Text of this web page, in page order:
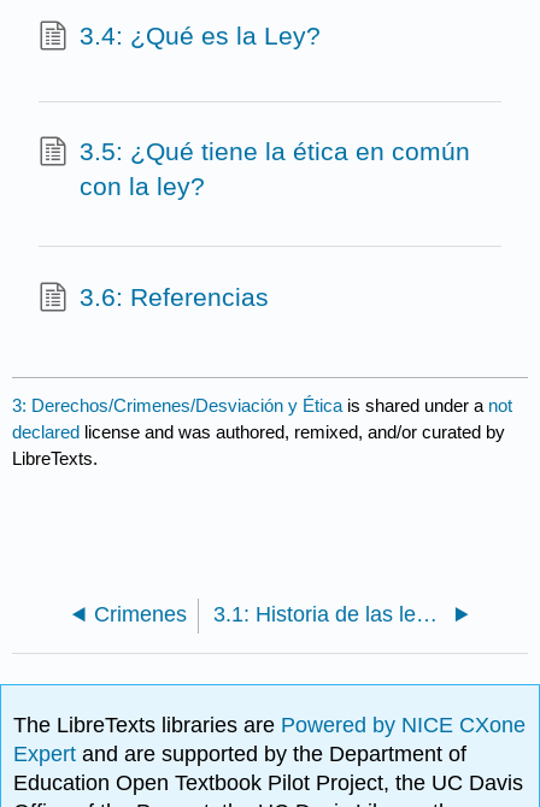
3.4: ¿Qué es la Ley?
3.5: ¿Qué tiene la ética en común
con la ley?
3.6: Referencias
3: Derechos/Crimenes/Desviación y Ética is shared under a not
declared license and was authored, remixed, and/or curated by
LibreTexts.
Crimenes 3.1: Historia de las leyes
The LibreTexts libraries are Powered by NICE CXone
Expertand are supported by the Department of
Education Open Textbook Pilot Project, the UC Davis